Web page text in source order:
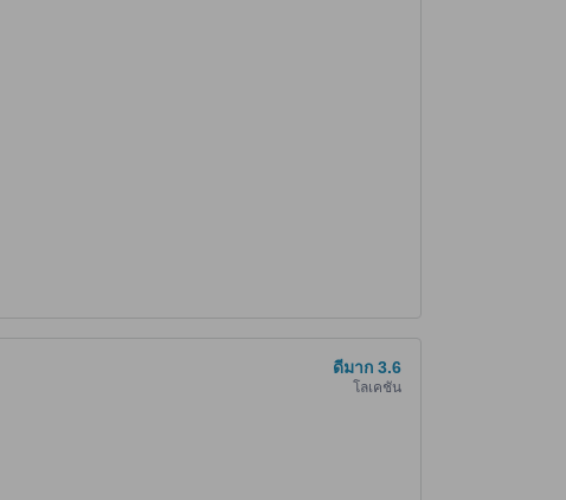
ดีมาก 3.6
โลเคชั่น